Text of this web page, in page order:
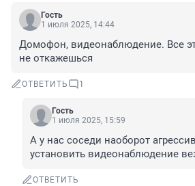
Гость
1 июля 2025, 14:44
Домофон, видеонаблюдение. Все
не откажешься
ОТВЕТИТЬ 1
Гость
1 июля 2025, 15:59
А у нас соседи наоборот
установить видеонаблюдение
ОТВЕТИТЬ